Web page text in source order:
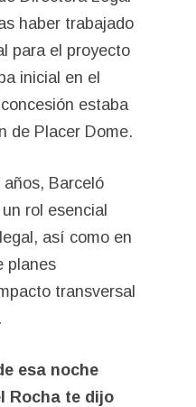
haber trabajado
para el proyecto
inicial en el
estaba
de Placer Dome.
Barceló
rol esencial
así como en
planes
transversal
esa noche
Rocha te dijo